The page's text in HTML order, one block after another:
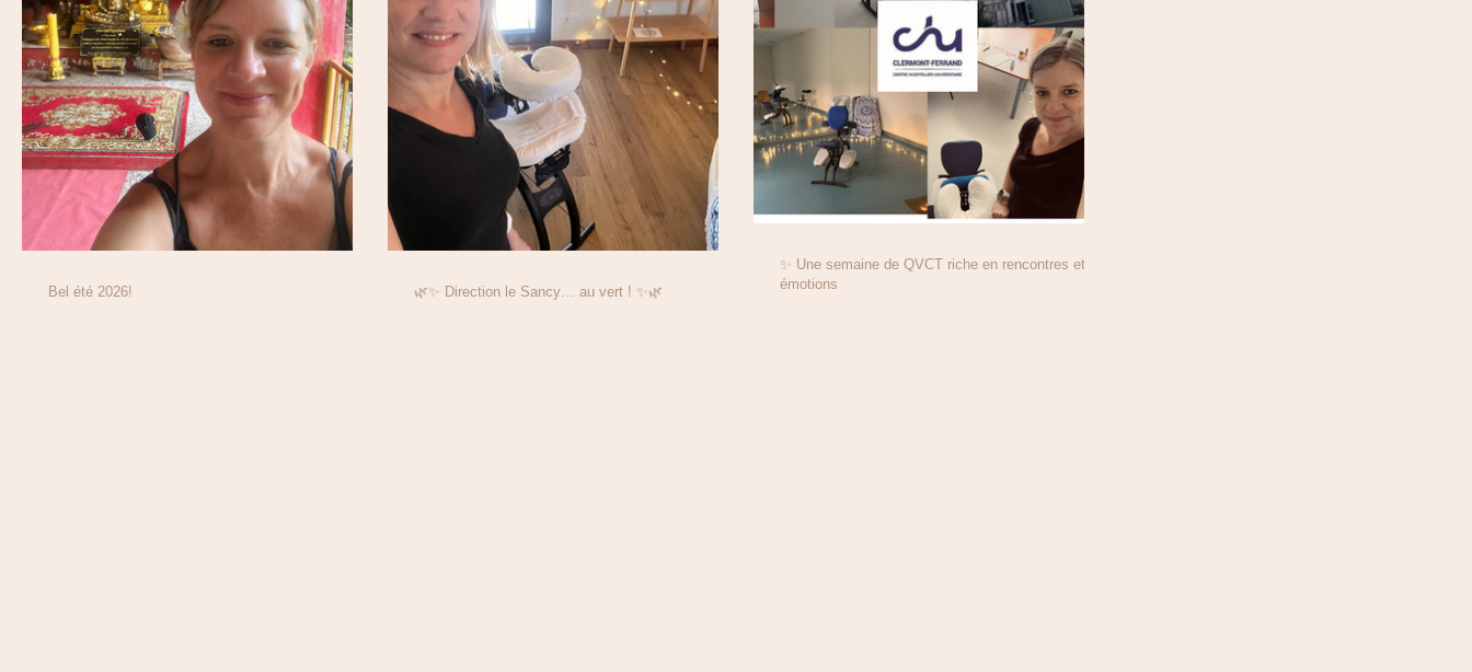
Bel été 2026! 🌿✨ Direction le Sancy… au vert ! ✨🌿
✨ Une semaine de QVCT riche en rencontres et en
émotions